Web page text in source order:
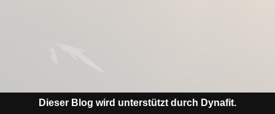
Dieser Blog wird unterstützt durch Dynafit.